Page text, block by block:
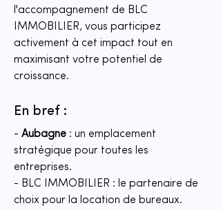
l'accompagnement de BLC
IMMOBILIER, vous participez
activement à cet impact tout en
maximisant votre potentiel de
croissance.
En bref :
- Aubagne : un emplacement
stratégique pour toutes les
entreprises.
- BLC IMMOBILIER : le partenaire de
choix pour la location de bureaux.